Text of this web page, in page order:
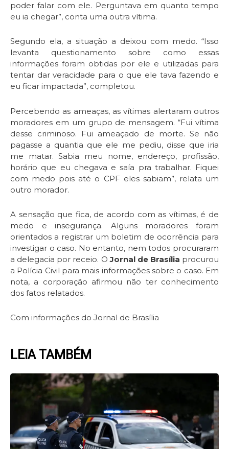
poder falar com ele. Perguntava em quanto tempo
eu ia chegar”, conta uma outra vítima.
Segundo ela, a situação a deixou com medo. “Isso
levanta questionamento sobre como essas
informações foram obtidas por ele e utilizadas para
tentar dar veracidade para o que ele tava fazendo e
eu ficar impactada”, completou.
Percebendo as ameaças, as vítimas alertaram outros
moradores em um grupo de mensagem. “Fui vítima
desse criminoso. Fui ameaçado de morte. Se não
pagasse a quantia que ele me pediu, disse que iria
me matar. Sabia meu nome, endereço, profissão,
horário que eu chegava e saía pra trabalhar. Fiquei
com medo pois até o CPF eles sabiam”, relata um
outro morador.
A sensação que fica, de acordo com as vítimas, é de
medo e insegurança. Alguns moradores foram
orientados a registrar um boletim de ocorrência para
investigar o caso. No entanto, nem todos procuraram
a delegacia por receio. OJornal de Brasília procurou
a Polícia Civil para mais informações sobre o caso. Em
nota, a corporação afirmou não ter conhecimento
dos fatos relatados.
Com informações do Jornal de Brasília
LEIA TAMBÉM
PagePagePagePage